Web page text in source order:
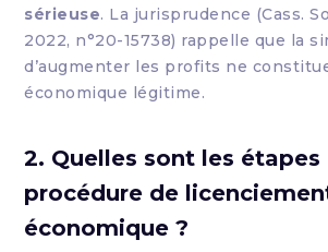
sérieuse. La jurisprudence (Cass.
2022, n°20-15738) rappelle que la
d’augmenter les profits ne
économique légitime.
2. Quelles sont les étapes
procédure de
économique ?